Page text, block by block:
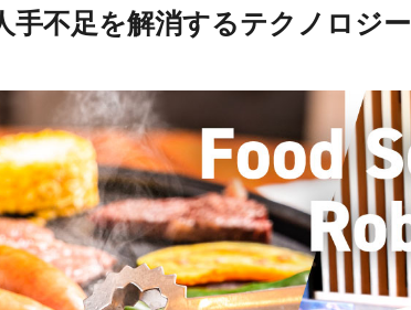
手不足を解消するテクノロジー